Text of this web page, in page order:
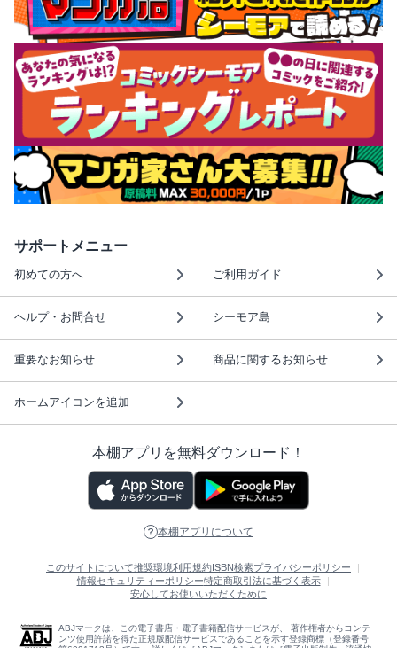
サポートメニュー
初めての方へ ご利用ガイド
ヘルプ・お問合せ シーモア島
重要なお知らせ 商品に関するお知らせ
ホームアイコンを追加
本棚アプリを無料ダウンロード！
本棚アプリについて
このサイトについて推奨環境利用規約ISBN検索プライバシーポリシー
情報セキュリティーポリシー特定商取引法に基づく表示
安心してお使いいただくために
ABJマークは、この電子書店・電子書籍配信サービスが、 著作権者からコンテ
ンツ使用許諾を得た正規版配信サービスであることを示す登録商標（登録番号